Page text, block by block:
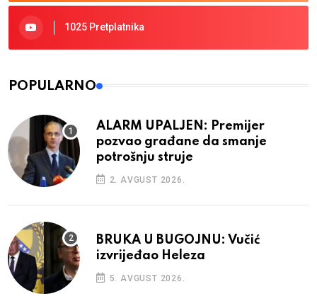
1025 Pretplatnika
POPULARNO
ALARM UPALJEN: Premijer
pozvao građane da smanje
potrošnju struje
2. AVGUST 2026.
BRUKA U BUGOJNU: Vučić
izvrijeđao Heleza
5. AVGUST 2026.